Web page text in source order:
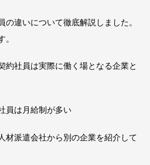
違いについて徹底解説しました。
。
約社員は実際に働く場となる企業と
員は月給制が多い
材派遣会社から別の企業を紹介して